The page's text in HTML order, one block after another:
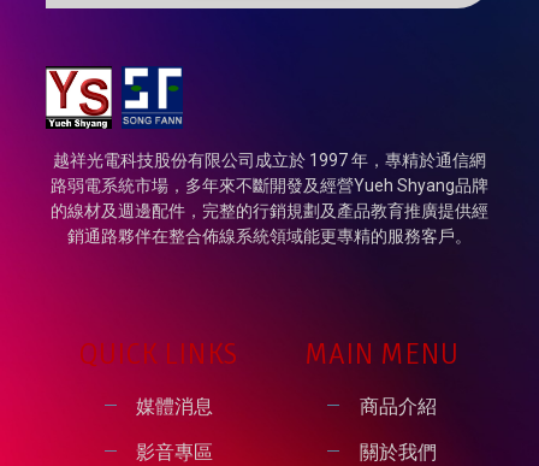
越祥光電科技股份有限公司成立於 1997 年，專精於通信網
路弱電系統市場，多年來不斷開發及經營Yueh Shyang品牌
的線材及週邊配件，完整的行銷規劃及產品教育推廣提供經
銷通路夥伴在整合佈線系統領域能更專精的服務客戶。
QUICK LINKS
媒體消息
影音專區
MAIN MENU
商品介紹
關於我們